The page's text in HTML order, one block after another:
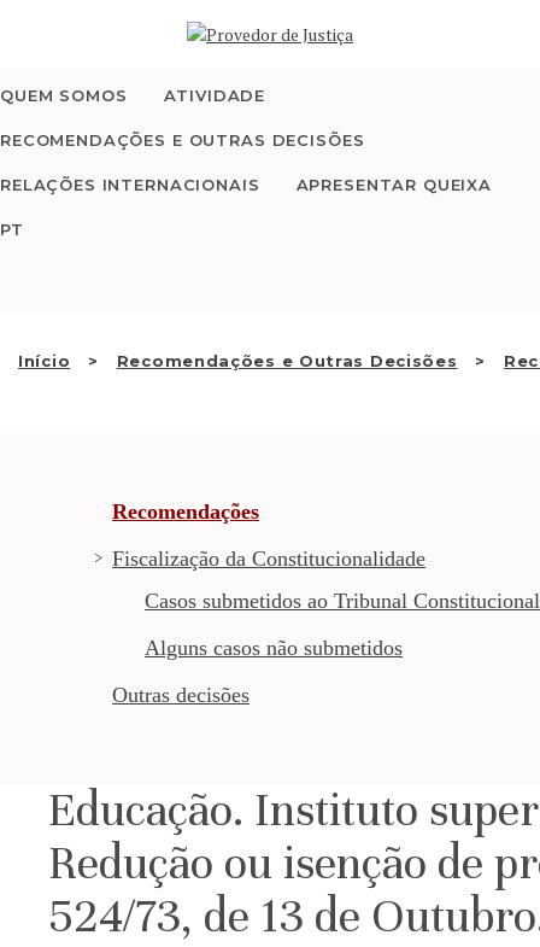
conteúdo
QUEM SOMOS ATIVIDADE
RECOMENDAÇÕES E OUTRAS DECISÕES
RELAÇÕES INTERNACIONAIS APRESENTAR QUEIXA
PT
Início Recomendações e Outras Decisões
QUEM SOMOS
ATIVIDADE
RECOMENDAÇÕES E
OUTRAS DECISÕES
INTERNACIONAIS
Recomendações
Fiscalização da Constitucionalidade
Casos submetidos ao Tribunal Constitucional
Alguns casos não submetidos
Outras decisões
Educação. Instituto
Redução ou isenção de
524/73, de 13 de